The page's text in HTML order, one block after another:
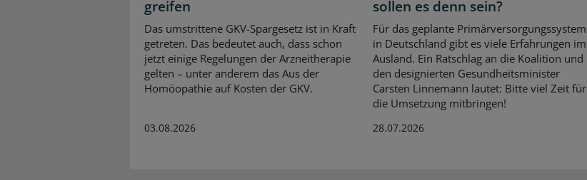
greifen
Das umstrittene GKV-Spargesetz ist in Kraft
getreten. Das bedeutet auch, dass schon
jetzt einige Regelungen der Arzneitherapie
gelten – unter anderem das Aus der
Homöopathie auf Kosten der GKV.
03.08.2026
sollen es denn sein?
Für das geplante Primärversorgungssystem
in Deutschland gibt es viele Erfahrungen im
Ausland. Ein Ratschlag an die Koalition und
den designierten Gesundheitsminister
Carsten Linnemann lautet: Bitte viel Zeit für
die Umsetzung mitbringen!
28.07.2026